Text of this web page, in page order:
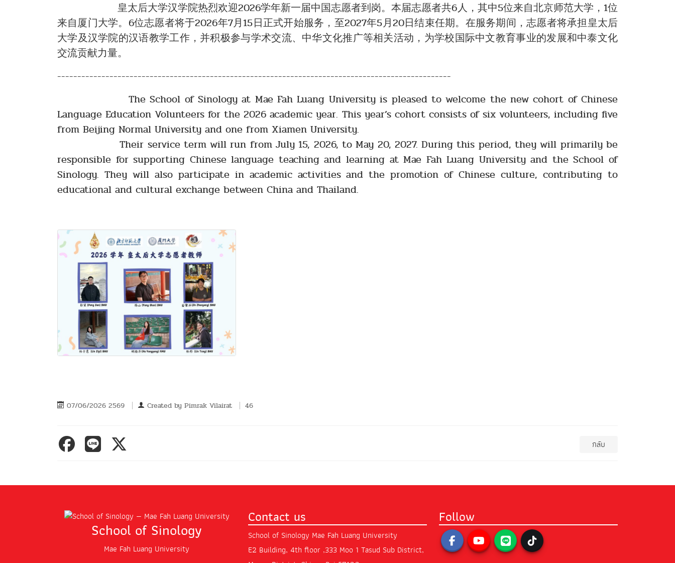
皇太后大学汉学院热烈欢迎2026学年新一届中国志愿者到岗。本届志愿者共6人，其中5位来自北京师范大学，1位
来自厦门大学。6位志愿者将于2026年7月15日正式开始服务，至2027年5月20日结束任期。在服务期间，志愿者将承担皇太后
大学及汉学院的汉语教学工作，并积极参与学术交流、中华文化推广等相关活动，为学校国际中文教育事业的发展和中泰文化
交流贡献力量。
--------------------------------------------------------------------------------------------------
The School of Sinology at Mae Fah Luang University is pleased to welcome the new cohort of Chinese
Language Education Volunteers for the 2026 academic year. This year’s cohort consists of six volunteers, including five
from Beijing Normal University and one from Xiamen University.
Their service term will run from July 15, 2026, to May 20, 2027. During this period, they will primarily be
responsible for supporting Chinese language teaching and learning at Mae Fah Luang University and the School of
Sinology. They will also participate in academic activities and the promotion of Chinese culture, contributing to
educational and cultural exchange between China and Thailand.
07/06/2026 2569 Created by Pimrak Vilairat 46
กลับ
School of Sinology
Mae Fah Luang University
Contact us
School of Sinology Mae Fah Luang University
E2 Building, 4th floor ,333 Moo 1 Tasud Sub District,
Follow